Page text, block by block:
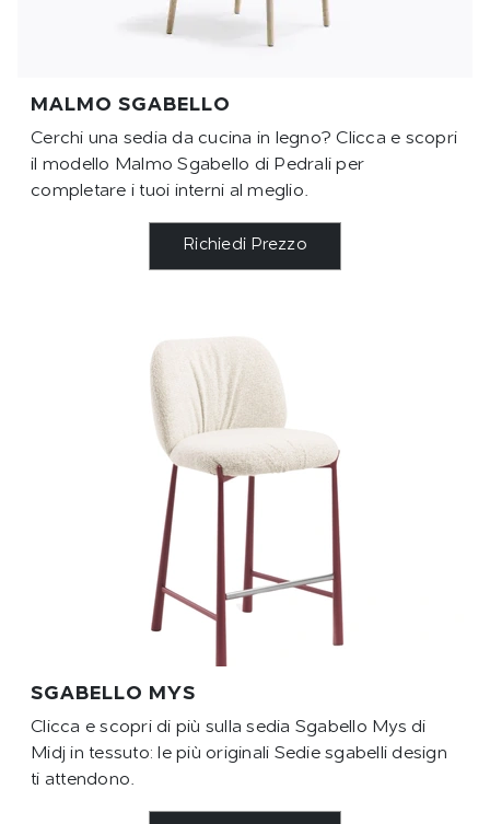
MALMO SGABELLO
Cerchi una sedia da cucina in legno? Clicca e scopri
il modello Malmo Sgabello di Pedrali per
completare i tuoi interni al meglio.
Richiedi Prezzo
SGABELLO MYS
Clicca e scopri di più sulla sedia Sgabello Mys di
Midj in tessuto: le più originali Sedie sgabelli design
ti attendono.